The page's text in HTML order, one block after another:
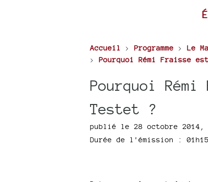
Accueil > Programme > Le
> Pourquoi Rémi Fraisse
Pourquoi
Testet ?
publié le 28 octobre 2014
Durée de l'émission :